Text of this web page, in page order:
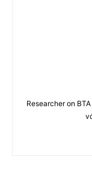
Researcher on